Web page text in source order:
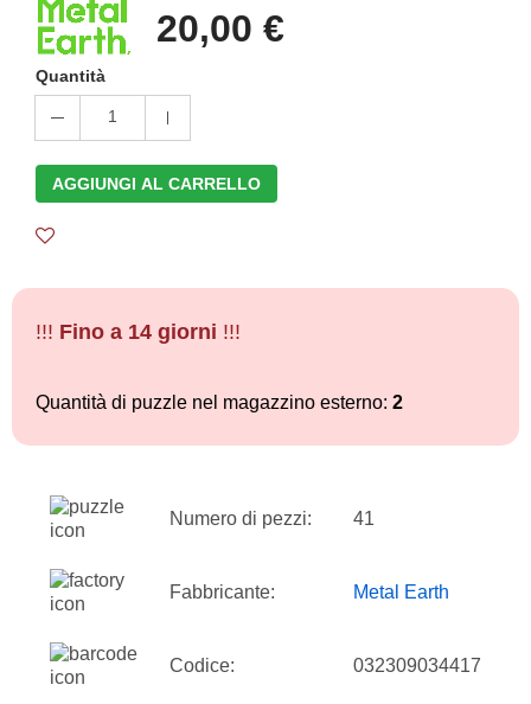
20,00 €
Quantità
1
AGGIUNGI AL CARRELLO
!!! Fino a 14 giorni !!!
Quantità di puzzle nel magazzino esterno: 2
Numero di pezzi: 41
Fabbricante: Metal Earth
Codice: 032309034417